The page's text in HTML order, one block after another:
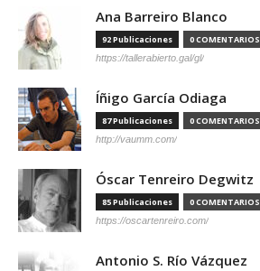
Ana Barreiro Blanco
92 Publicaciones 0 COMENTARIOS
https://tallerabierto.gal/gl/
Íñigo García Odiaga
87 Publicaciones 0 COMENTARIOS
http://vaumm.com/
Óscar Tenreiro Degwitz
85 Publicaciones 0 COMENTARIOS
https://oscartenreiro.com/
Antonio S. Río Vázquez